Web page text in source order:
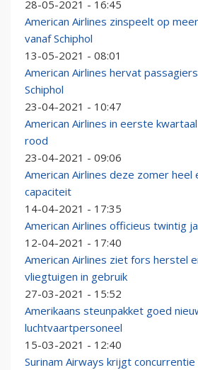
28-05-2021 - 16:45
American Airlines zinspeelt op
vanaf Schiphol
13-05-2021 - 08:01
American Airlines hervat
Schiphol
23-04-2021 - 10:47
American Airlines in eerste
rood
23-04-2021 - 09:06
American Airlines deze zomer heel
capaciteit
14-04-2021 - 17:35
American Airlines officieus twintig
12-04-2021 - 17:40
American Airlines ziet fors herstel
vliegtuigen in gebruik
27-03-2021 - 15:52
Amerikaans steunpakket goed
luchtvaartpersoneel
15-03-2021 - 12:40
Surinam Airways krijgt